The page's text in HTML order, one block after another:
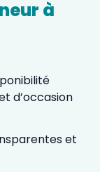
d’occasion
et